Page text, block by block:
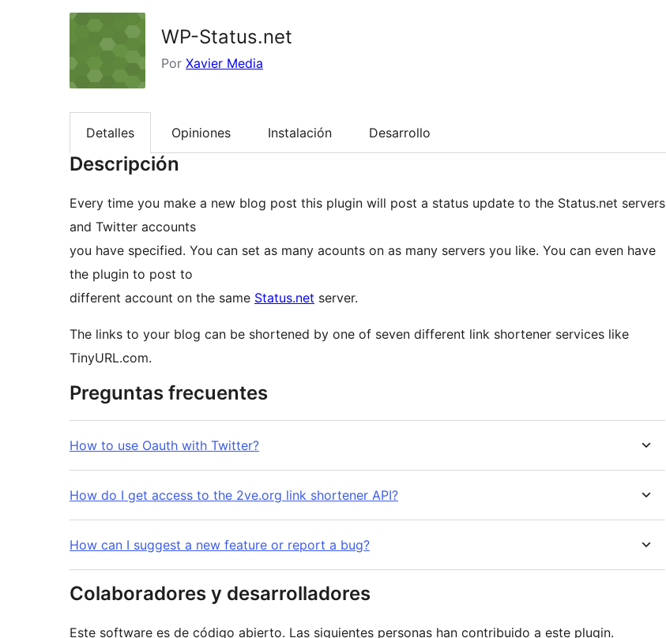
WP-Status.net
Por Xavier Media
Detalles Opiniones Instalación Desarrollo
Descripción
Every time you make a new blog post this plugin will post a status update to the Status.net servers
and Twitter accounts
you have specified. You can set as many acounts on as many servers you like. You can even have
the plugin to post to
different account on the same Status.net server.
The links to your blog can be shortened by one of seven different link shortener services like
TinyURL.com.
Preguntas frecuentes
How to use Oauth with Twitter?
How do I get access to the 2ve.org link shortener API?
How can I suggest a new feature or report a bug?
Colaboradores y desarrolladores
Este software es de código abierto. Las siguientes personas han contribuido a este plugin.